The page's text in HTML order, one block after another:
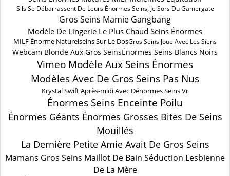
Sils Se Débarrassent De Leurs Énormes Seins, Je Sors Du Gamergate
Gros Seins Mamie Gangbang
Modèle De Lingerie Le Plus Chaud Seins Énormes
MILF Énorme Naturelseins Sur Le DosGros Seins Joue Avec Les Siens
Webcam Blonde Aux Gros SeinsÉnormes Seins Blancs Noirs
Vimeo Modèle Aux Seins Énormes
Modèles Avec De Gros Seins Pas Nus
Krystal Swift Après-midi Avec Dénormes Seins Vr
Énormes Seins Enceinte Poilu
Énormes Géants Énormes Grosses Bites De Seins
Mouillés
La Dernière Petite Amie Avait De Gros Seins
Mamans Gros Seins Maillot De Bain Séduction Lesbienne
De La Mère